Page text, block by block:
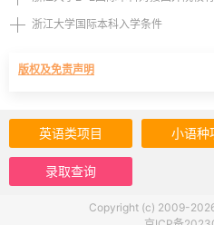
浙江大学国际本科入学条件
版权及免责声明
英语类项目 小语种
录取查询
Copyright (c) 2009-